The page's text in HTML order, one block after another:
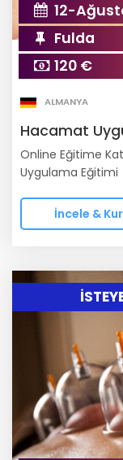
12-
Fulda
120 €
ALMANYA
Hacamat
Online Eğitime
Uygulama Eğitimi
İncele &